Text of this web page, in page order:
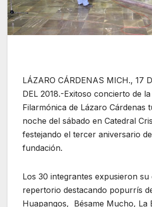
LÁZARO CÁRDENAS MICH., 17
DEL 2018.-Exitoso concierto de
Filarmónica de Lázaro Cárdenas
noche del sábado en Catedral
festejando el tercer aniversario
fundación.
Los 30 integrantes expusieron su
repertorio destacando popurrís
Huapangos, Bésame Mucho, La